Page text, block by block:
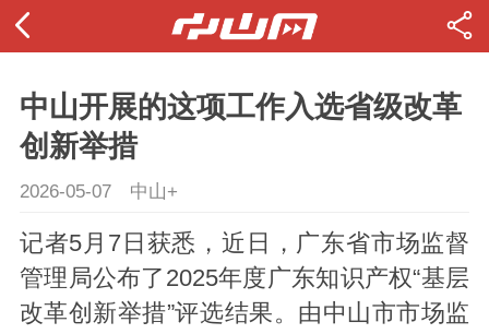
中山开展的这项工作入选省级改革
创新举措
2026-05-07 中山+
记者5月7日获悉，近日，广东省市场监督
管理局公布了2025年度广东知识产权“基层
改革创新举措”评选结果。由中山市市场监